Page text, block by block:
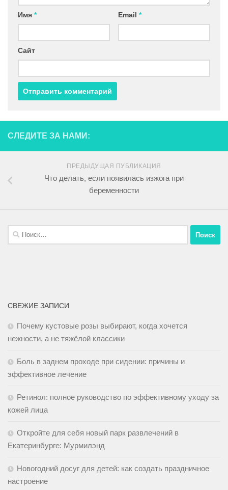
Имя * Email *
Сайт
СЛЕДИТЕ ЗА НАМИ:
ПРЕДЫДУЩАЯ ПУБЛИКАЦИЯ
Что делать, если появилась изжога при
беременности
СВЕЖИЕ ЗАПИСИ
Почему кустовые розы выбирают, когда хочется
нежности, а не тяжёлой классики
Боль в заднем проходе при сидении: причины и
эффективное лечение
Ретинол: полное руководство по эффективному уходу за
кожей лица
Откройте для себя новый парк развлечений в
Екатеринбурге: Мурмилэнд
Новогодний досуг для детей: как создать праздничное
настроение